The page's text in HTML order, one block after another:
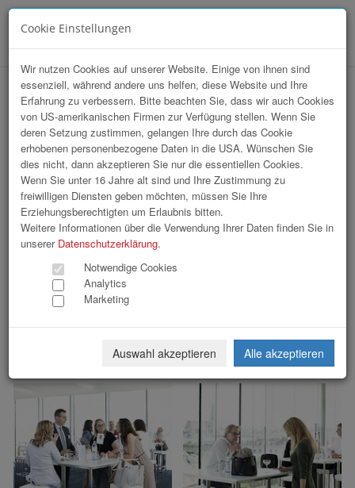
Array
hr-lounge Ost zu Gast bei "Die Presse"
87 Bilder
« 1 2 3 »
MMF_hr-lounge_Die Presse-1.jpg MMF_hr-lounge_Die Presse-10.jpg
Cookie Einstellungen
Wir nutzen Cookies auf unserer Website. Einige von ihnen sind
essenziell, während andere uns helfen, diese Website und Ihre
Erfahrung zu verbessern. Bitte beachten Sie, dass wir auch Cookies
von US-amerikanischen Firmen zur Verfügung stellen. Wenn Sie
deren Setzung zustimmen, gelangen Ihre durch das Cookie
erhobenen personenbezogene Daten in die USA. Wünschen Sie
dies nicht, dann akzeptieren Sie nur die essentiellen Cookies.
Wenn Sie unter 16 Jahre alt sind und Ihre Zustimmung zu
freiwilligen Diensten geben möchten, müssen Sie Ihre
Erziehungsberechtigten um Erlaubnis bitten.
Weitere Informationen über die Verwendung Ihrer Daten finden Sie in
unserer Datenschutzerklärung.
Notwendige Cookies
Analytics
Marketing
Auswahl akzeptieren Alle akzeptieren